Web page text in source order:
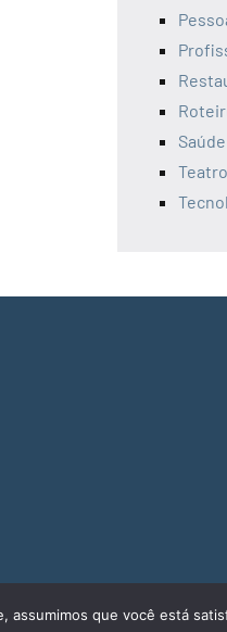
Saúde
assumimos que você está